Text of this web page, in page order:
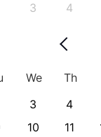
3 4
We
Th
3
4
10 11